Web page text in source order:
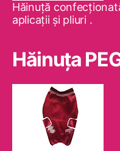
Hăinuţă
aplicaţii şi pliuri .
Hăinuţa